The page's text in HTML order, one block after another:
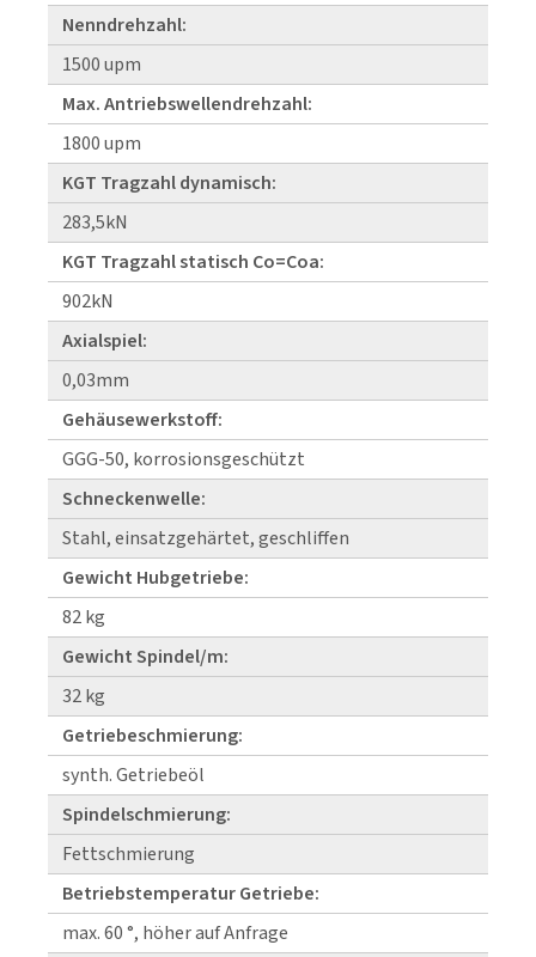
Nenndrehzahl:
1500 upm
Max. Antriebswellendrehzahl:
1800 upm
KGT Tragzahl dynamisch:
283,5kN
KGT Tragzahl statisch Co=Coa:
902kN
Axialspiel:
0,03mm
Gehäusewerkstoff:
GGG-50, korrosionsgeschützt
Schneckenwelle:
Stahl, einsatzgehärtet, geschliffen
Gewicht Hubgetriebe:
82 kg
Gewicht Spindel/m:
32 kg
Getriebeschmierung:
synth. Getriebeöl
Spindelschmierung:
Fettschmierung
Betriebstemperatur Getriebe:
max. 60 °, höher auf Anfrage